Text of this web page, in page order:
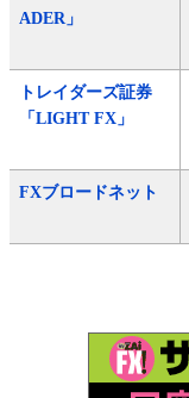
ADER」
トレイダーズ証券
「LIGHT FX」
FXブロードネット